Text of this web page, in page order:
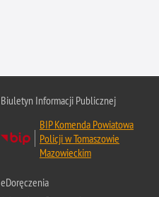
Biuletyn Informacji Publicznej
BIP Komenda Powiatowa
Policji w Tomaszowie
Mazowieckim
eDoręczenia